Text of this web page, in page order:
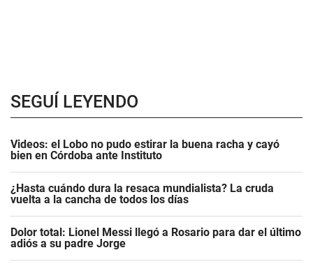
SEGUÍ LEYENDO
Videos: el Lobo no pudo estirar la buena racha y cayó
bien en Córdoba ante Instituto
¿Hasta cuándo dura la resaca mundialista? La cruda
vuelta a la cancha de todos los días
Dolor total: Lionel Messi llegó a Rosario para dar el último
adiós a su padre Jorge